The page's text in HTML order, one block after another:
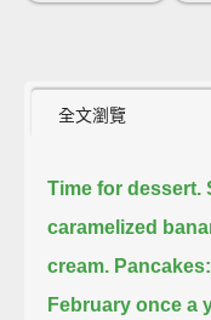
全文瀏覽
Time for dessert.
caramelized
cream.
February once a